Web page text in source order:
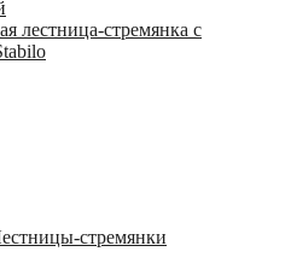
лестница-стремянка с
стремянки